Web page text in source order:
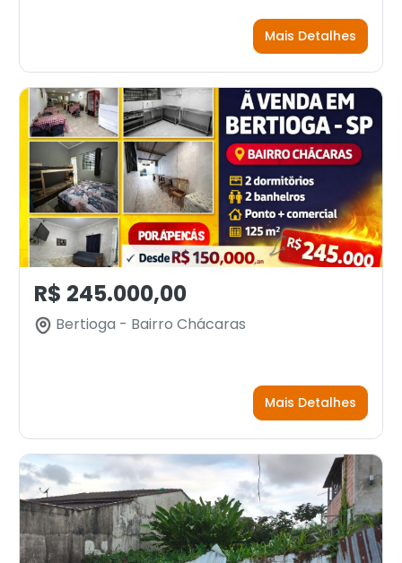
Mais Detalhes
R$ 245.000,00
Bertioga - Bairro Chácaras
Mais Detalhes